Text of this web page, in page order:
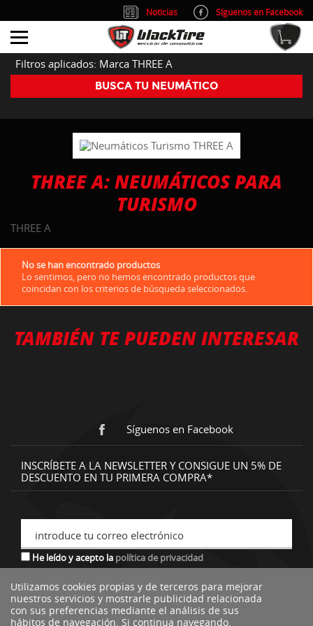
Filtros aplicados: Marca THREE A
BUSCA TU NEUMÁTICO
THREE A: NEUMÁTICOS PARA
TURISMO
THREE A
No se han encontrado productos
Lo sentimos, pero no hemos encontrado productos que
coincidan con los criterios de búsqueda seleccionados.
TAMBIÉN TE PUEDEN INTERESAR
Síguenos en Facebook
INSCRÍBETE A LA NEWSLETTER Y CONSIGUE UN 5% DE
DESCUENTO EN TU PRIMERA COMPRA*
introduce tu correo electrónico
He leído y acepto la política de privacidad
*descuento no acumulable a otras ofertas o promociones.
Utilizamos cookies propias y de terceros para mejorar
nuestros servicios y mostrarle publicidad relacionada
con sus preferencias mediante el análisis de sus
hábitos de navegación. Si continua navegando,
Noticias
Síguenos en Facebook
info@blacktire.es
914 353 309
Atención al cliente: L/V 9:00-14:00 y 15:00-19:00